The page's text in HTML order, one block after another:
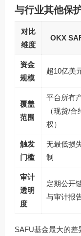
与行业其他保
对比
维度
OKX
资金
规模
超10亿美
覆盖
范围
平台所有
（现货/合
权）
触发
门槛
无最低损
制
审计
透明
度
定期公开
与审计报
SAFU基金最大的差